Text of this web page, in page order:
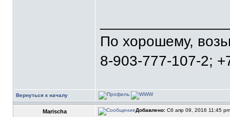
По хорошему,
8-903-777-107-2;
Вернуться к началу
Marischa Добавлено: Сб апр 09, 2016 11:45